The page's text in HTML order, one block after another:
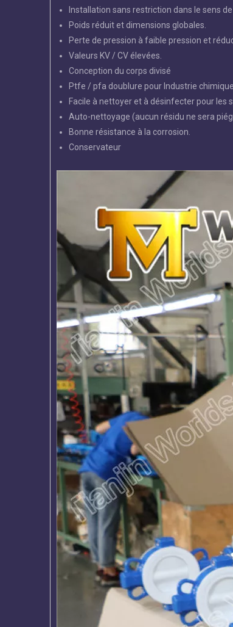
Installation sans restriction dans le sens
Poids réduit et dimensions globales.
Perte de pression à faible pression et
Valeurs KV / CV élevées.
Conception du corps divisé
Ptfe / pfa doublure pour Industrie chimique
Facile à nettoyer et à désinfecter pour les
Auto-nettoyage (aucun résidu ne sera
Bonne résistance à la corrosion.
Conservateur